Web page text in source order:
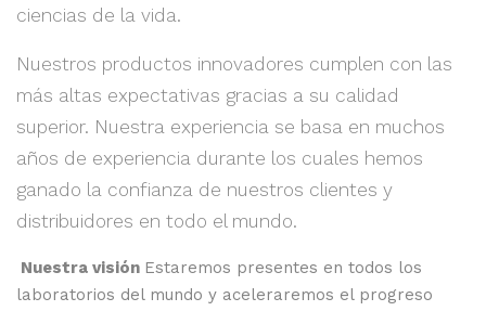
ciencias de la vida.
Nuestros productos innovadores cumplen con las
más altas expectativas gracias a su calidad
superior. Nuestra experiencia se basa en muchos
años de experiencia durante los cuales hemos
ganado la confianza de nuestros clientes y
distribuidores en todo el mundo.
Nuestra visión Estaremos presentes en todos los
laboratorios del mundo y aceleraremos el progreso